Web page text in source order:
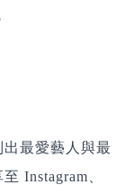
最愛藝人與最
Instagram、